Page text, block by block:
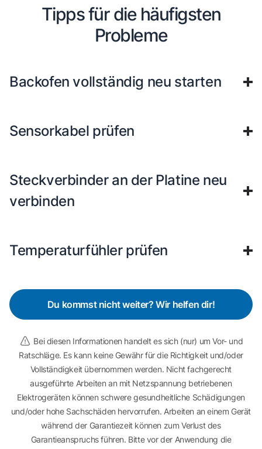
Tipps für die häufigsten
Probleme
Backofen vollständig neu starten
Sensorkabel prüfen
Steckverbinder an der Platine neu
verbinden
Temperaturfühler prüfen
Du kommst nicht weiter? Wir helfen dir!
Bei diesen Informationen handelt es sich (nur) um Vor- und
Ratschläge. Es kann keine Gewähr für die Richtigkeit und/oder
Vollständigkeit übernommen werden. Nicht fachgerecht
ausgeführte Arbeiten an mit Netzspannung betriebenen
Elektrogeräten können schwere gesundheitliche Schädigungen
und/oder hohe Sachschäden hervorrufen. Arbeiten an einem Gerät
während der Garantiezeit können zum Verlust des
Garantieanspruchs führen. Bitte vor der Anwendung die